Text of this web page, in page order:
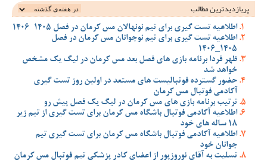
پربازدیدترین‌ مطالب
اطلاعیه تست گیری برای تیم نونهالان مس کرمان در فصل 1405-1406
اطلاعیه تست گیری برای تیم نوجوانان مس کرمان در فصل
1405_1406
ظهر فردا برنامه بازی های فصل بعد مس کرمان در لیگ یک مشخص
خواهد شد
حضور گسترده فوتبالیست های مستعد در اولین روز تست گیری
آکادمی فوتبال مس کرمان
ترتیب برنامه بازی های مس کرمان در لیگ یک فصل پیش رو
اطلاعیه آکادمی فوتبال باشگاه مس کرمان برای تست گیری از تیم زیر
18 ساله های خود
اطلاعیه آکادمی فوتبال باشگاه مس کرمان برای تست گیری تیم
جوانان خود
تسلیت به آقای نوروزپور از اعضای کادر پزشکی تیم فوتبال مس کرمان